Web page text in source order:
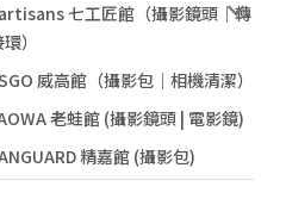
七工匠館（攝影鏡頭｜轉
）
威高館（攝影包｜相機清潔）
老蛙館 (攝影鏡頭 | 電影鏡)
精嘉館 (攝影包)